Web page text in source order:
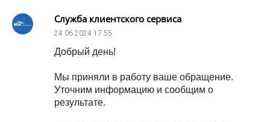
Служба клиентского сервиса
24.06.2024 17:55
Добрый день!
Мы приняли в работу ваше обращение.
Уточним информацию и сообщим о
результате.